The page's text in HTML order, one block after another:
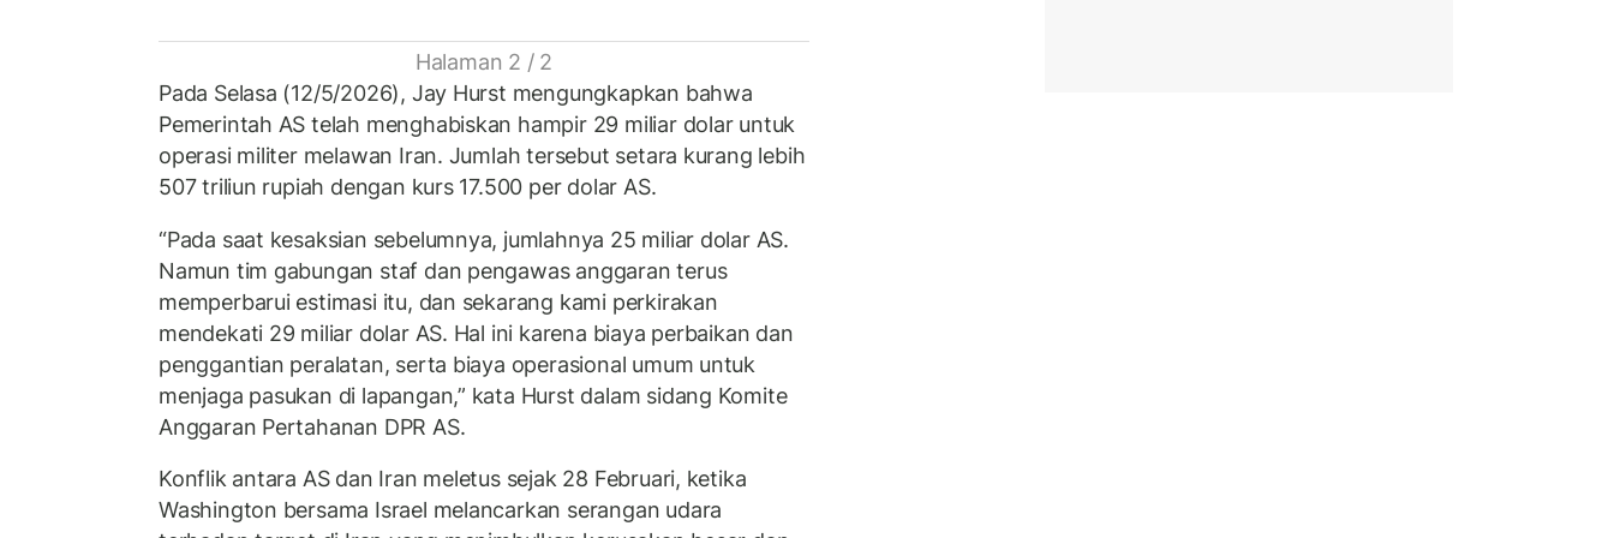
Halaman 2 / 2
Pada Selasa (12/5/2026), Jay Hurst mengungkapkan bahwa
Pemerintah AS telah menghabiskan hampir 29 miliar dolar untuk
operasi militer melawan Iran. Jumlah tersebut setara kurang lebih
507 triliun rupiah dengan kurs 17.500 per dolar AS.
“Pada saat kesaksian sebelumnya, jumlahnya 25 miliar dolar AS.
Namun tim gabungan staf dan pengawas anggaran terus
memperbarui estimasi itu, dan sekarang kami perkirakan
mendekati 29 miliar dolar AS. Hal ini karena biaya perbaikan dan
penggantian peralatan, serta biaya operasional umum untuk
menjaga pasukan di lapangan,” kata Hurst dalam sidang Komite
Anggaran Pertahanan DPR AS.
Konflik antara AS dan Iran meletus sejak 28 Februari, ketika
Washington bersama Israel melancarkan serangan udara